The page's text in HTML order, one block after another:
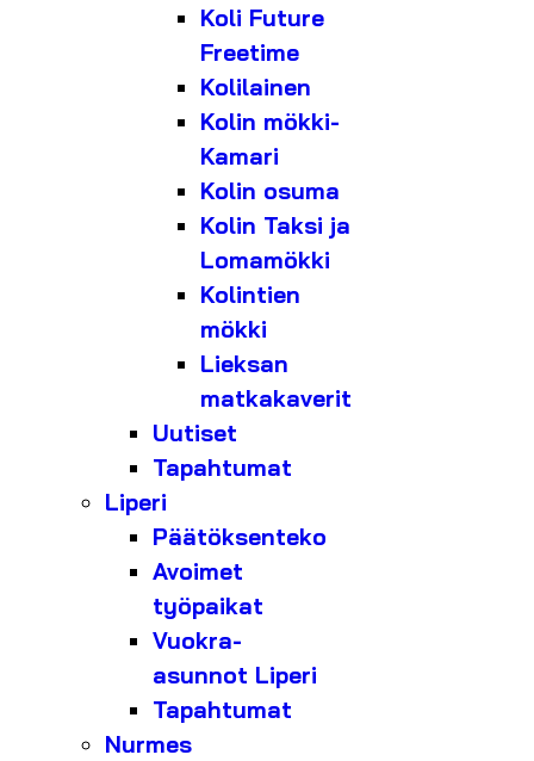
Koli Future
Freetime
Kolilainen
Kolin mökki-
Kamari
Kolin osuma
Kolin Taksi ja
Lomamökki
Kolintien
mökki
Lieksan
matkakaverit
Uutiset
Tapahtumat
Liperi
Päätöksenteko
Avoimet
työpaikat
Vuokra-
asunnot Liperi
Tapahtumat
Nurmes